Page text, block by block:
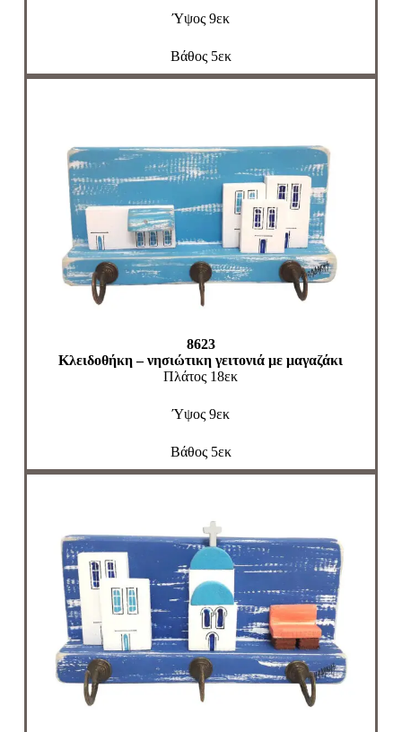
Ύψος 9εκ
Βάθος 5εκ
8623
Κλειδοθήκη – νησιώτικη γειτονιά με μαγαζάκι
Πλάτος 18εκ
Ύψος 9εκ
Βάθος 5εκ